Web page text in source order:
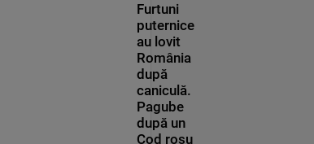
Furtuni
puternice
au lovit
România
după
caniculă.
Pagube
după un
Cod roşu